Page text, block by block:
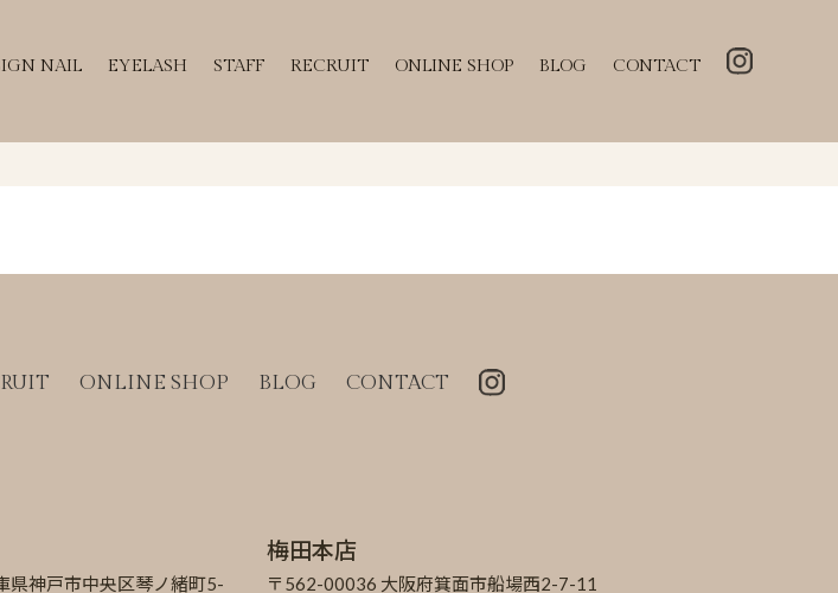
NAIL EYELASH STAFF RECRUIT ONLINE SHOP BLOG CONTACT
ONLINE SHOP BLOG CONTACT
神戸市中央区琴ノ緒町5-
梅田本店
〒562-00036 大阪府箕面市船場西2-7-11